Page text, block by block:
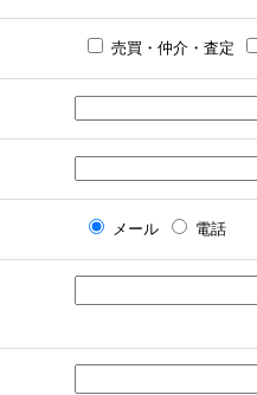
売買・仲介・査定
メール 電話